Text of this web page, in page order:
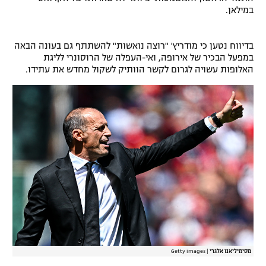
במילאן.
בדיווח נטען כי מודריץ' "רוצה נואשות" להשתתף גם בעונה הבאה
במפעל הבכיר של אירופה, ואי-העפלה של הרוסונרי לליגת
האלופות עשויה לגרום לקשר הוותיק לשקול מחדש את עתידו.
מסימיליאנו אלגרי Getty images